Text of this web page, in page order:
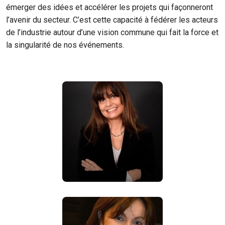
émerger des idées et accélérer les projets qui façonneront
l’avenir du secteur. C’est cette capacité à fédérer les acteurs
de l’industrie autour d’une vision commune qui fait la force et
la singularité de nos événements.